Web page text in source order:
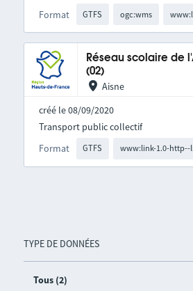
TYPE DE DONNÉES
Tous (2)
Format GTFS ogc:wms
Réseau scolaire de
(02)
Aisne
créé le 08/09/2020
Format GTFS www:link-1.0-http--
Transport public collectif